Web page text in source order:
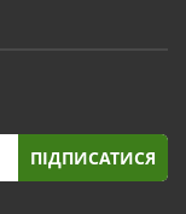
ПІДПИСАТИСЯ